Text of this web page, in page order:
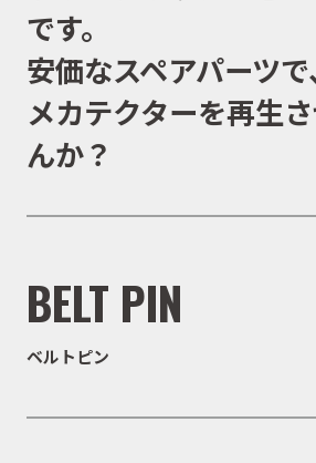
です。
安価なスペアパーツ
メカテクターを再生
んか？
BELT PIN
ベルトピン